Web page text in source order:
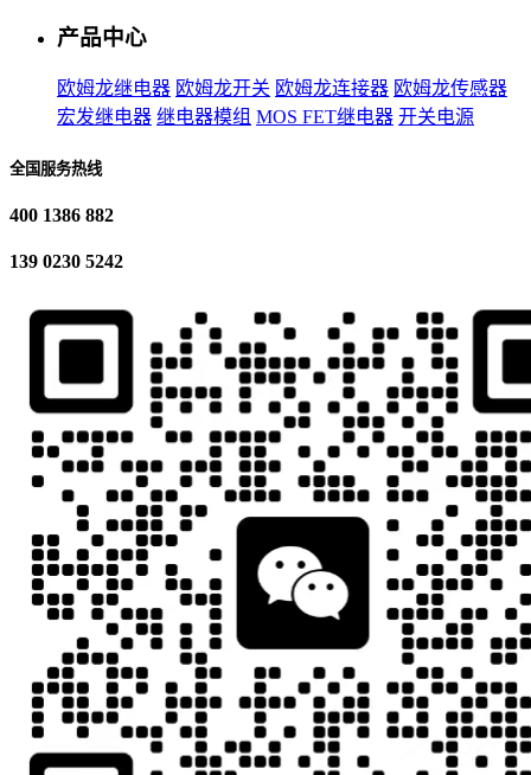
产品中心
欧姆龙继电器 欧姆龙开关 欧姆龙连接器 欧姆龙传感器
宏发继电器 继电器模组 MOS FET继电器 开关电源
全国服务热线
400 1386 882
139 0230 5242